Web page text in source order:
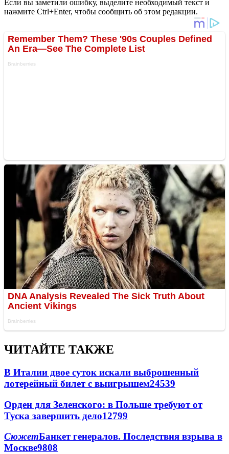
Если вы заметили ошибку, выделите необходимый текст и
нажмите Ctrl+Enter, чтобы сообщить об этом редакции.
ЧИТАЙТЕ ТАКЖЕ
В Италии двое суток искали выброшенный
лотерейный билет с выигрышем24539
Орден для Зеленского: в Польше требуют от
Туска завершить дело12799
СюжетБанкет генералов. Последствия взрыва в
Москве9808